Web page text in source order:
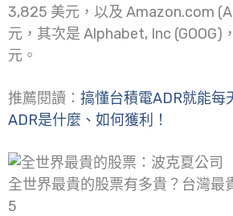
3,825 美元，以及 Amazon.com
元，其次是 Alphabet, Inc (GOOG)
元。
推薦閱讀： 搞懂台積電ADR就能每
ADR是什麼、如何獲利！
全世界最貴的股票有多貴？台灣最
5